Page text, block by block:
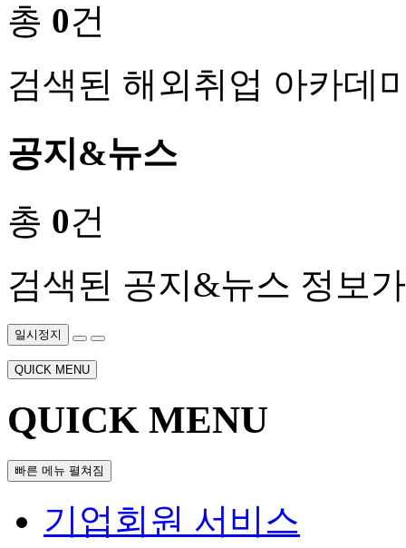
총 0건
검색된 해외취업 아카데
공지&뉴스
총 0건
검색된 공지&뉴스 정보
일시정지
QUICK MENU
QUICK MENU
빠른 메뉴 펼쳐짐
기업회원 서비스